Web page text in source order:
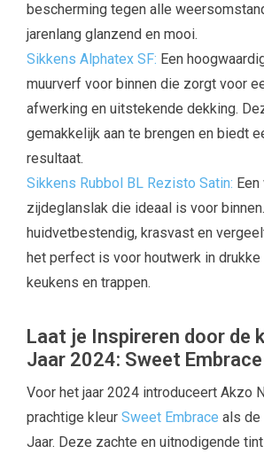
bescherming tegen alle
jarenlang glanzend en mooi.
Sikkens Alphatex SF: Een
muurverf voor binnen die zorgt voor
afwerking en uitstekende dekking.
gemakkelijk aan te brengen en biedt
resultaat.
Sikkens Rubbol BL Rezisto Satin:
zijdeglanslak die ideaal is voor
huidvetbestendig, krasvast en
het perfect is voor houtwerk in
keukens en trappen.
Laat je Inspireren door de
Jaar 2024: Sweet Embrace
Voor het jaar 2024 introduceert Akzo
prachtige kleur Sweet Embrace als de
Jaar. Deze zachte en uitnodigende